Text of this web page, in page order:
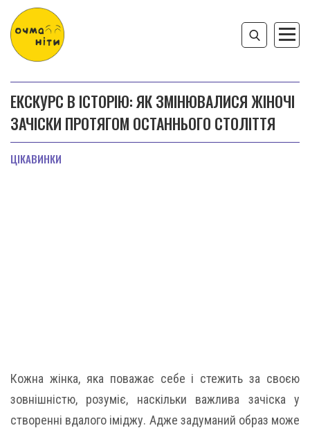
ЕКСКУРС В ІСТОРІЮ: ЯК ЗМІНЮВАЛИСЯ ЖІНОЧІ
ЗАЧІСКИ ПРОТЯГОМ ОСТАННЬОГО СТОЛІТТЯ
ЦІКАВИНКИ
Кожна жінка, яка поважає себе і стежить за своєю
зовнішністю, розуміє, наскільки важлива зачіска у
створенні вдалого іміджу. Адже задуманий образ може